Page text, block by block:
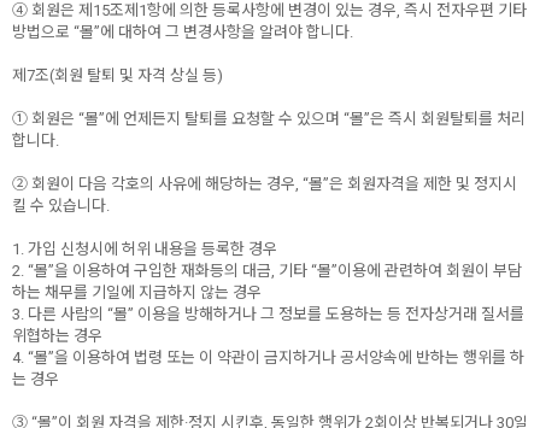
④ 회원은 제15조제1항에 의한 등록사항에 변경이 있는 경우, 즉시 전자우편 기타
방법으로 “몰”에 대하여 그 변경사항을 알려야 합니다.
제7조(회원 탈퇴 및 자격 상실 등)
① 회원은 “몰”에 언제든지 탈퇴를 요청할 수 있으며 “몰”은 즉시 회원탈퇴를 처리
합니다.
② 회원이 다음 각호의 사유에 해당하는 경우, “몰”은 회원자격을 제한 및 정지시
킬 수 있습니다.
1. 가입 신청시에 허위 내용을 등록한 경우
2. “몰”을 이용하여 구입한 재화등의 대금, 기타 “몰”이용에 관련하여 회원이 부담
하는 채무를 기일에 지급하지 않는 경우
3. 다른 사람의 “몰” 이용을 방해하거나 그 정보를 도용하는 등 전자상거래 질서를
위협하는 경우
4. “몰”을 이용하여 법령 또는 이 약관이 금지하거나 공서양속에 반하는 행위를 하
는 경우
③ “몰”이 회원 자격을 제한·정지 시킨후, 동일한 행위가 2회이상 반복되거나 30일